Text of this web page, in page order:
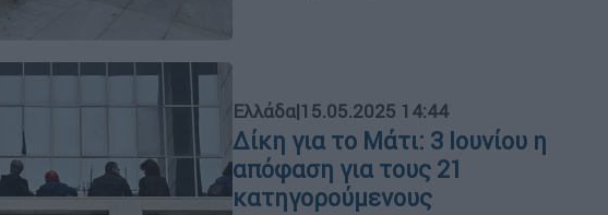
Ελλάδα|15.05.2025 14:44
Δίκη για το Μάτι: 3 Ιουνίου η
απόφαση για τους 21
κατηγορούμενους